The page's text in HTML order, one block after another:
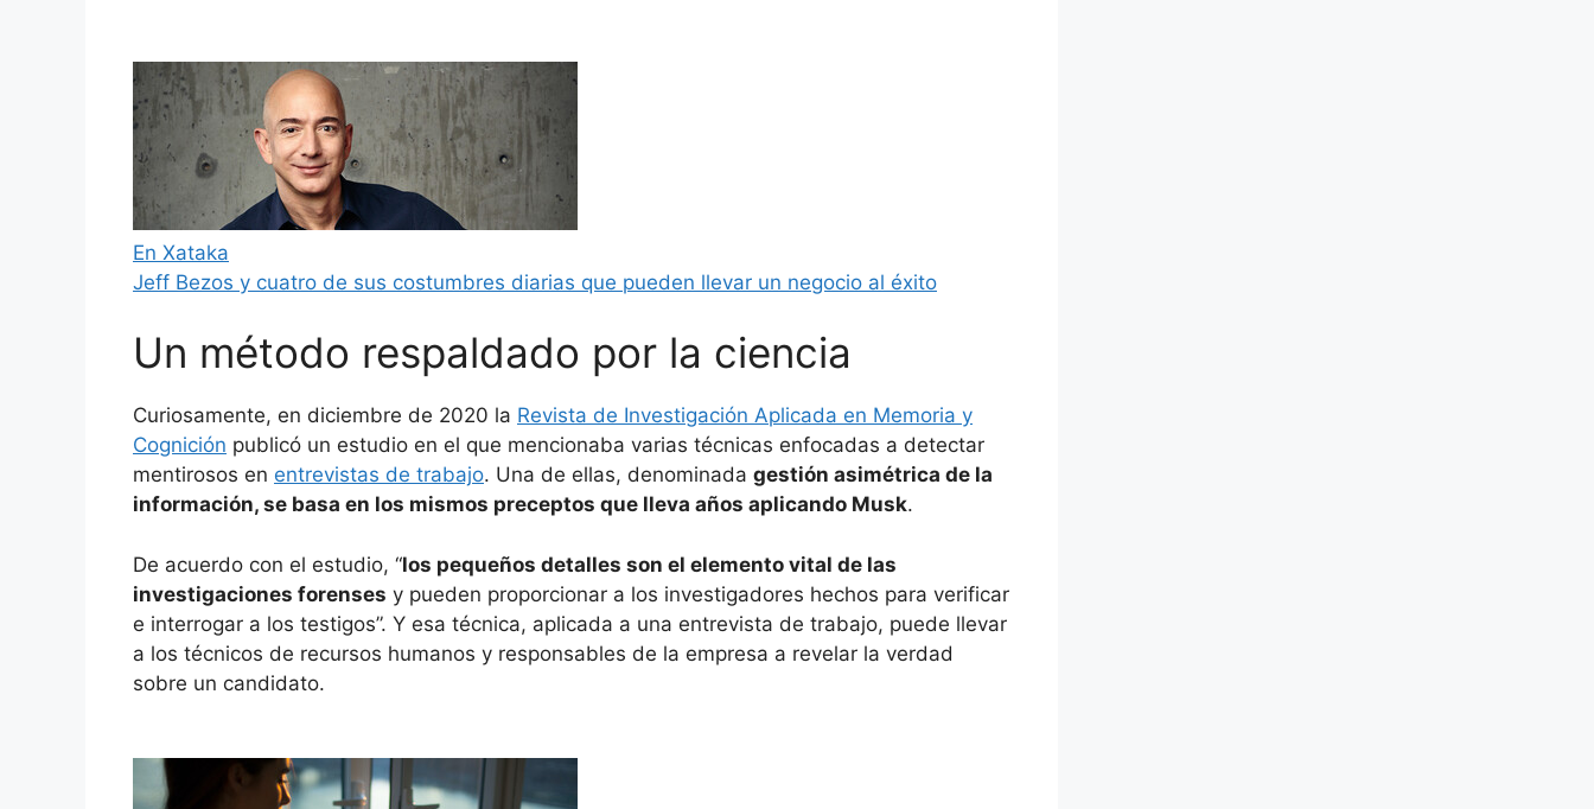
En Xataka
Jeff Bezos y cuatro de sus costumbres diarias que pueden llevar un negocio al éxito
Un método respaldado por la ciencia
Curiosamente, en diciembre de 2020 la Revista de Investigación Aplicada en Memoria y
Cognición publicó un estudio en el que mencionaba varias técnicas enfocadas a detectar
mentirosos en entrevistas de trabajo. Una de ellas, denominada gestión asimétrica de la
información, se basa en los mismos preceptos que lleva años aplicando Musk.
De acuerdo con el estudio, “los pequeños detalles son el elemento vital de las
investigaciones forenses y pueden proporcionar a los investigadores hechos para verificar
e interrogar a los testigos”. Y esa técnica, aplicada a una entrevista de trabajo, puede llevar
a los técnicos de recursos humanos y responsables de la empresa a revelar la verdad
sobre un candidato.